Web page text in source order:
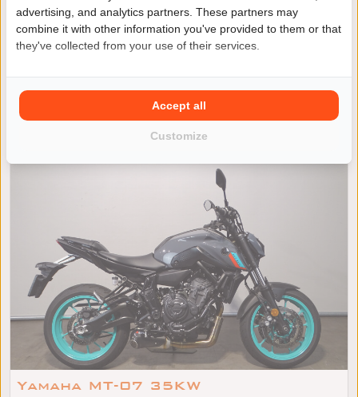
Kawasaki Z 900
Kawasaki Z900
/ /
Yamaha MT-07 35KW
advertising, and analytics partners. These partners may
combine it with other information you've provided to them or that
they've collected from your use of their services.
Customize
Accept all